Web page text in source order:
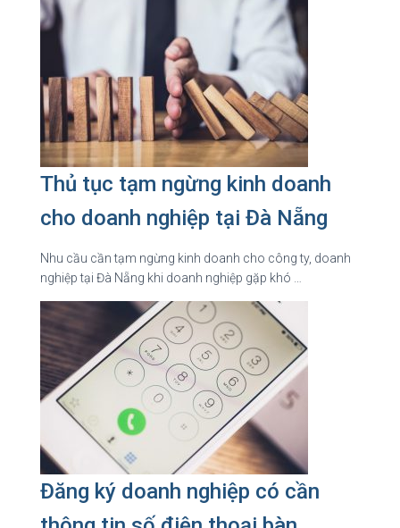
Thủ tục tạm ngừng kinh doanh
cho doanh nghiệp tại Đà Nẵng
Nhu cầu cần tạm ngừng kinh doanh cho công ty, doanh
nghiệp tại Đà Nẵng khi doanh nghiệp gặp khó …
Đăng ký doanh nghiệp có cần